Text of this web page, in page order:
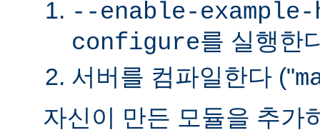
--enable-example-
configure를 실행한
서버를 컴파일한다 ("
자신이 만든 모듈을 추가